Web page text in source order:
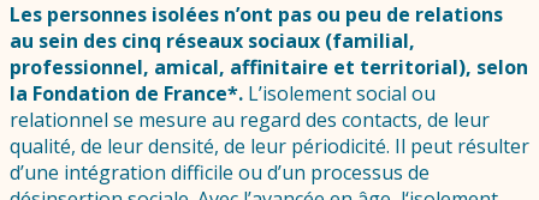
Les personnes isolées n’ont pas ou peu de relations
au sein des cinq réseaux sociaux (familial,
professionnel, amical, affinitaire et territorial), selon
la Fondation de France*. L’isolement social ou
relationnel se mesure au regard des contacts, de leur
qualité, de leur densité, de leur périodicité. Il peut résulter
d’une intégration difficile ou d’un processus de